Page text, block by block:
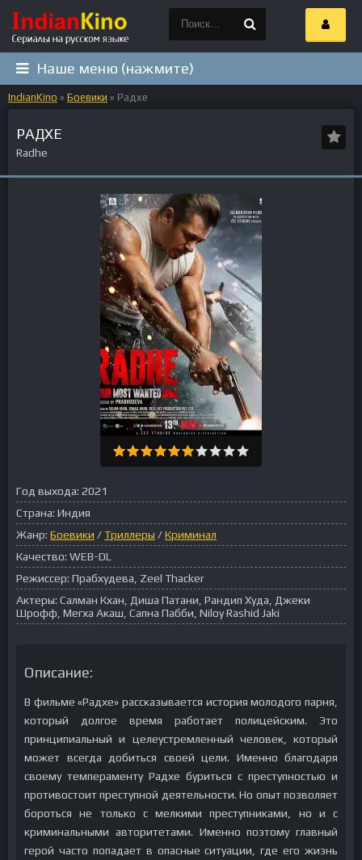
Наше меню (нажмите)
IndianKino » Боевики » Радхе
РАДХЕ
Radhe
Год выхода: 2021
Страна: Индия
Жанр: Боевики /Триллеры /Криминал
Качество: WEB-DL
Режиссер: Прабхудева, Zeel Thacker
Актеры: Салман Кхан, Диша Патани, Рандип Худа, Джеки
Шрофф, Мегха Акаш, Сапна Пабби, Niloy Rashid Jaki
Описание:
В фильме «Радхе» рассказывается история молодого парня,
который долгое время работает полицейским. Это
принципиальный и целеустремленный человек, который
может всегда добиться своей цели. Именно благодаря
своему темпераменту Радхе буриться с преступностью и
противостоит преступной деятельности. Но опыт позволяет
бороться не только с мелкими преступниками, но и с
криминальными авторитетами. Именно поэтому главный
герой часто попадает в опасные ситуации, где его жизнь